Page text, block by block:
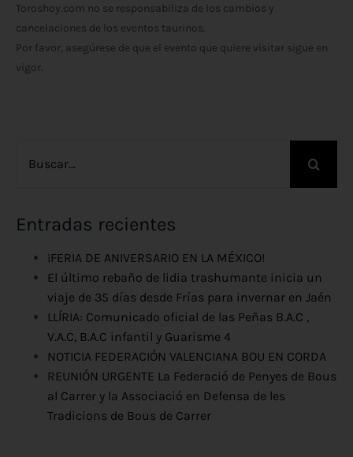
Toroshoy.com no se responsabiliza de los cambios y
cancelaciones de los eventos taurinos.
Por favor, asegúrese de que el evento que quiere visitar sigue en
vigor.
Entradas recientes
¡FERIA DE ANIVERSARIO EN LA MÉXICO!
El último rebaño de lidia trashumante inicia un
viaje de 35 días desde Frías para invernar en Jaén
LLÍRIA: Comunicado oficial de las Peñas B.A.C ,
V.A.C, B.A.C infantil y Guarisme 4
NOTICIA FEDERACIÓN VALENCIANA BOU EN CORDA
REUNIÓN URGENTE La Federació de Penyes de Bous
al Carrer y la Associació en Defensa de les
Tradicions de Bous de Carrer